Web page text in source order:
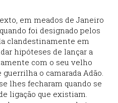
em meados de Janeiro
foi designado pelos
clandestinamente em
hipóteses de lançar a
com o seu velho
o camarada Adão.
lhes fecharam quando se
ligação que existiam.